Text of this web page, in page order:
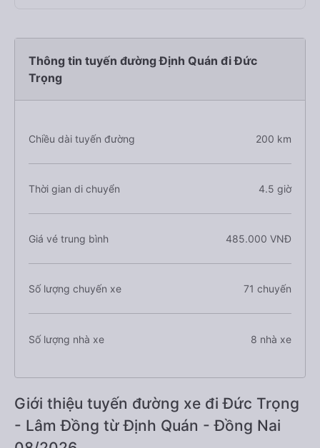
Thông tin tuyến đường Định Quán đi Đức
Trọng
Chiều dài tuyến đường 200 km
Thời gian di chuyển 4.5 giờ
Giá vé trung bình 485.000 VNĐ
Số lượng chuyến xe 71 chuyến
Số lượng nhà xe 8 nhà xe
Giới thiệu tuyến đường xe đi Đức Trọng
- Lâm Đồng từ Định Quán - Đồng Nai